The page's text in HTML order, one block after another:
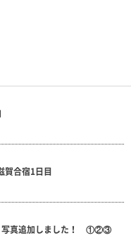
賀合宿1日目
真追加しました！ ①②③